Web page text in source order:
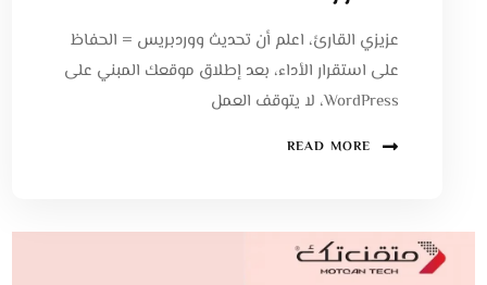
عزيزي القارئ، اعلم أن تحديث ووردبريس = الحفاظ
على استقرار الأداء، بعد إطلاق موقعك المبني على
WordPress، لا يتوقف العمل
READ MORE